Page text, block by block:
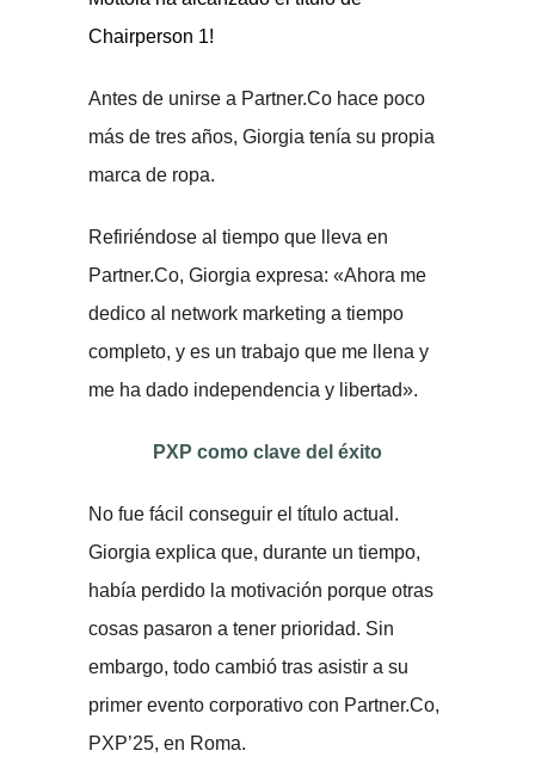
Chairperson 1!
Antes de unirse a Partner.Co hace poco
más de tres años, Giorgia tenía su propia
marca de ropa.
Refiriéndose al tiempo que lleva en
Partner.Co, Giorgia expresa: «Ahora me
dedico al network marketing a tiempo
completo, y es un trabajo que me llena y
me ha dado independencia y libertad».
PXP como clave del éxito
No fue fácil conseguir el título actual.
Giorgia explica que, durante un tiempo,
había perdido la motivación porque otras
cosas pasaron a tener prioridad. Sin
embargo, todo cambió tras asistir a su
primer evento corporativo con Partner.Co,
PXP’25, en Roma.